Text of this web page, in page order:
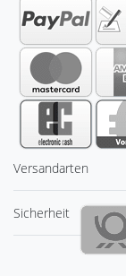
Versandarten
Sicherheit